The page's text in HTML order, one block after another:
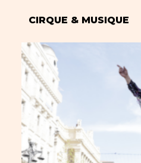
CIRQUE & MUSIQUE